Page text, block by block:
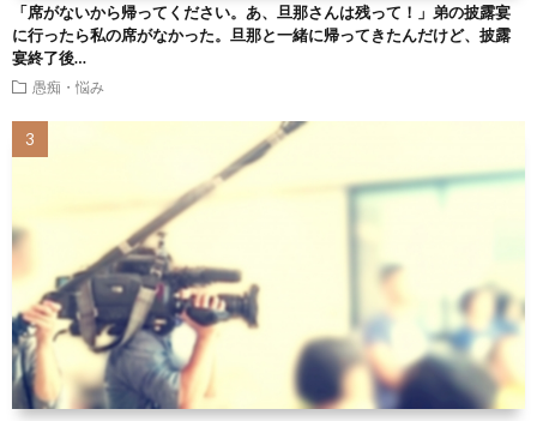
「席がないから帰ってください。あ、旦那さんは残って！」弟の披露宴
に行ったら私の席がなかった。旦那と一緒に帰ってきたんだけど、披露
宴終了後…
愚痴・悩み